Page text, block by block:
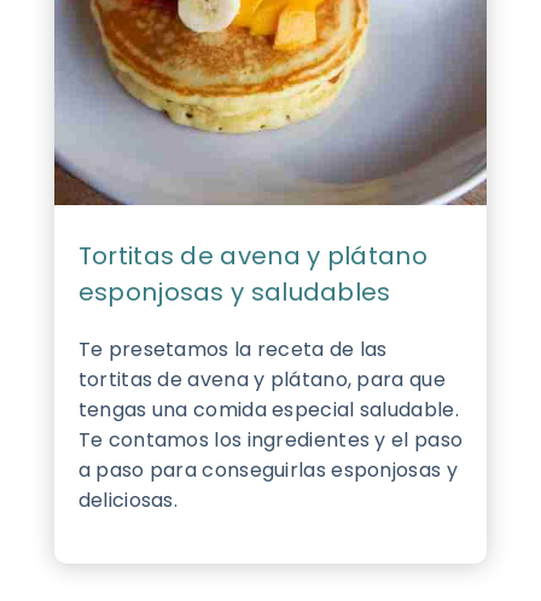
Tortitas de avena y plátano
esponjosas y saludables
Te presetamos la receta de las
tortitas de avena y plátano, para que
tengas una comida especial saludable.
Te contamos los ingredientes y el paso
a paso para conseguirlas esponjosas y
deliciosas.